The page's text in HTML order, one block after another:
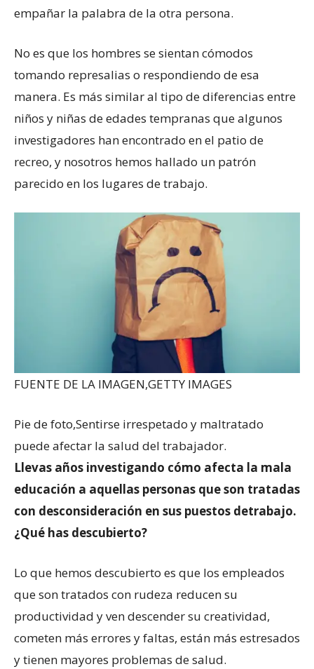
empañar la palabra de la otra persona.
No es que los hombres se sientan cómodos
tomando represalias o respondiendo de esa
manera. Es más similar al tipo de diferencias entre
niños y niñas de edades tempranas que algunos
investigadores han encontrado en el patio de
recreo, y nosotros hemos hallado un patrón
parecido en los lugares de trabajo.
FUENTE DE LA IMAGEN,GETTY IMAGES
Pie de foto,Sentirse irrespetado y maltratado
puede afectar la salud del trabajador.
Llevas años investigando cómo afecta la mala
educación a aquellas personas que son tratadas
con desconsideración en sus puestos detrabajo.
¿Qué has descubierto?
Lo que hemos descubierto es que los empleados
que son tratados con rudeza reducen su
productividad y ven descender su creatividad,
cometen más errores y faltas, están más estresados
y tienen mayores problemas de salud.